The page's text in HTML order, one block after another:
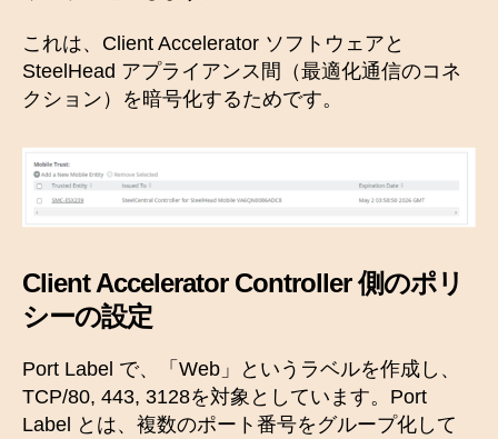
これは、Client Accelerator ソフトウェアと
SteelHead アプライアンス間（最適化通信のコネ
クション）を暗号化するためです。
Client Accelerator Controller 側のポリ
シーの設定
Port Label で、「Web」というラベルを作成し、
TCP/80, 443, 3128を対象としています。Port
Label とは、複数のポート番号をグループ化して